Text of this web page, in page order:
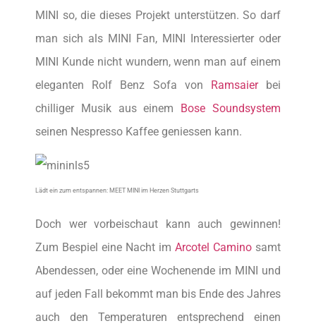
MINI so, die dieses Projekt unterstützen. So darf
man sich als MINI Fan, MINI Interessierter oder
MINI Kunde nicht wundern, wenn man auf einem
eleganten Rolf Benz Sofa von
Ramsaierbei
chilliger Musik aus einem Bose Soundsystem
seinen Nespresso Kaffee geniessen kann.
Lädt ein zum entspannen: MEET MINI im Herzen Stuttgarts
Doch wer vorbeischaut kann auch gewinnen!
Zum Bespiel eine Nacht im Arcotel Camino samt
Abendessen, oder eine Wochenende im MINI und
auf jeden Fall bekommt man bis Ende des Jahres
auch den Temperaturen entsprechend einen